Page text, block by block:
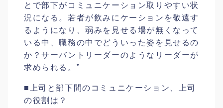
とで部下がコミュニケーション取りやすい状
況になる。若者が飲みにケーションを敬遠す
るようになり、弱みを見せる場が無くなって
いる中、職務の中でどういった姿を見せるの
か？サーバントリーダーのようなリーダーが
求められる。”
■上司と部下間のコミュニケーション、上司
の役割は？